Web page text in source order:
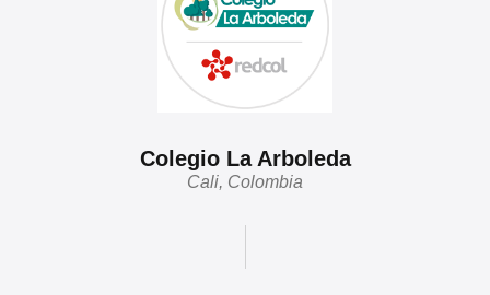
Colegio La Arboleda
Cali, Colombia